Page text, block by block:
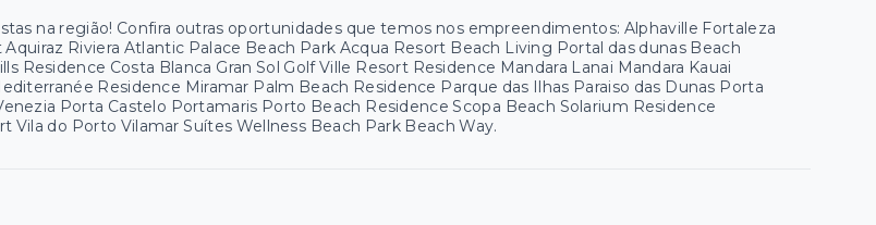
na região! Confira outras oportunidades que temos nos empreendimentos: Alphaville Fortaleza
Riviera Atlantic Palace Beach Park Acqua Resort Beach Living Portal das dunas Beach
Residence Costa Blanca Gran Sol Golf Ville Resort Residence Mandara Lanai Mandara Kauai
Residence Miramar Palm Beach Residence Parque das Ilhas Paraiso das Dunas Porta
Porta Castelo Portamaris Porto Beach Residence Scopa Beach Solarium Residence
Vila do Porto Vilamar Suítes Wellness Beach Park Beach Way.